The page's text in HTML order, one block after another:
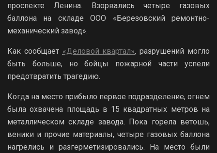
проспекте Ленина. Взорвались четыре газовых
баллона на складе ООО «Березовский ремонтно-
механический завод».
Как сообщает «Деловой квартал», разрушений могло
быть больше, но бойцы пожарной части успели
предотвратить трагедию.
Когда на место прибыло первое подразделение, огнем
была охвачена площадь в 15 квадратных метров на
металлическом складе завода. Пока горела ветошь,
веники и прочие материалы, четыре газовых баллона
нагрелись и разгерметизировались. На место были